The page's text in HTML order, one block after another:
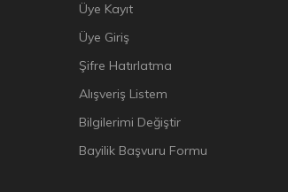
Üye Kayıt
Üye Giriş
Şifre Hatırlatma
Alışveriş Listem
Bilgilerimi Değiştir
Bayilik Başvuru Formu